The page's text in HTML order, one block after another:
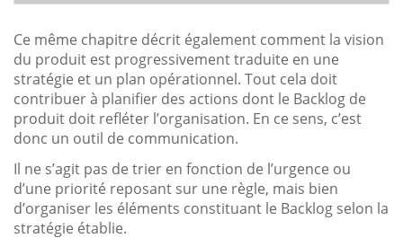
Ce même chapitre décrit également comment la vision
du produit est progressivement traduite en une
stratégie et un plan opérationnel. Tout cela doit
contribuer à planifier des actions dont le Backlog de
produit doit refléter l’organisation. En ce sens, c’est
donc un outil de communication.
Il ne s’agit pas de trier en fonction de l’urgence ou
d’une priorité reposant sur une règle, mais bien
d’organiser les éléments constituant le Backlog selon la
stratégie établie.